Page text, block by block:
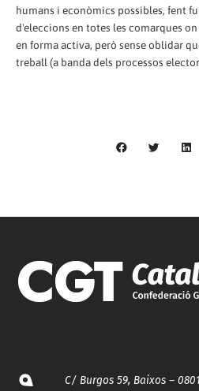
humans i econòmics possibles, fent
d'eleccions en totes les comarques
en forma activa, però sense oblidar
treball (a banda dels processos
C/ Burgos 59, Baixos –